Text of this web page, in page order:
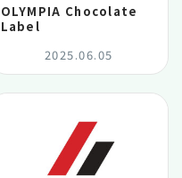
OLYMPIA Chocolate
Label
2025.06.05